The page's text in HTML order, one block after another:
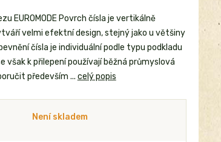
EUROMODE Povrch čísla je vertikálně
velmi efektní design, stejný jako u většiny
čísla je individuální podle typu podkladu
však k přilepení používají běžná průmyslová
především ... celý popis
Není skladem